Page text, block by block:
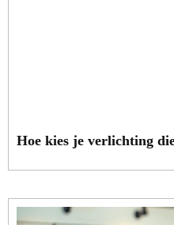
Hoe kies je verlichting